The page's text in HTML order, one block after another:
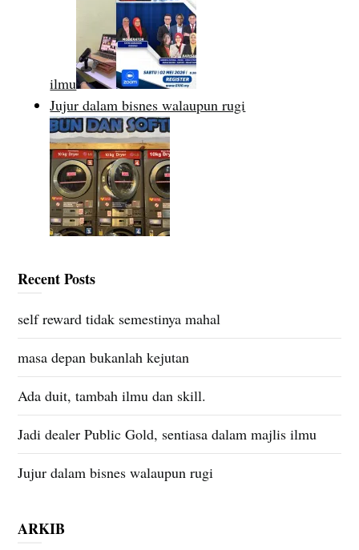
ilmu
Jujur dalam bisnes walaupun rugi
Recent Posts
self reward tidak semestinya mahal
masa depan bukanlah kejutan
Ada duit, tambah ilmu dan skill.
Jadi dealer Public Gold, sentiasa dalam majlis ilmu
Jujur dalam bisnes walaupun rugi
ARKIB